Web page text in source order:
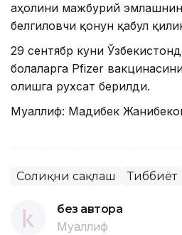
аҳолини мажбурий
белгиловчи қонун қабул
29 сентябр куни
болаларга Pfizer
олишга рухсат берилди.
Муаллиф: Мадибек
Соғлиқни сақлаш Тиббиёт
без автора
Муаллиф